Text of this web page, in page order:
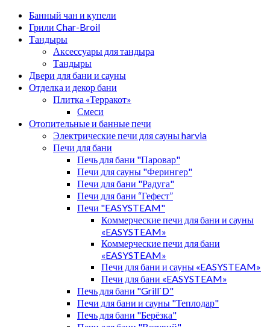
Банный чан и купели
Грили Char-Broil
Тандыры
Аксессуары для тандыра
Тандыры
Двери для бани и сауны
Отделка и декор бани
Плитка «Терракот»
Смеси
Отопительные и банные печи
Электрические печи для сауны harvia
Печи для бани
Печь для бани "Паровар"
Печи для сауны "Ферингер"
Печи для бани "Радуга"
Печи для бани “Гефест”
Печи "EASYSTEAM"
Коммерческие печи для бани и сауны
«EASYSTEAM»
Коммерческие печи для бани
«EASYSTEAM»
Печи для бани и сауны «EASYSTEAM»
Печи для бани «EASYSTEAM»
Печь для бани "Grill`D"
Печи для бани и сауны "Теплодар"
Печь для бани "Берёзка"